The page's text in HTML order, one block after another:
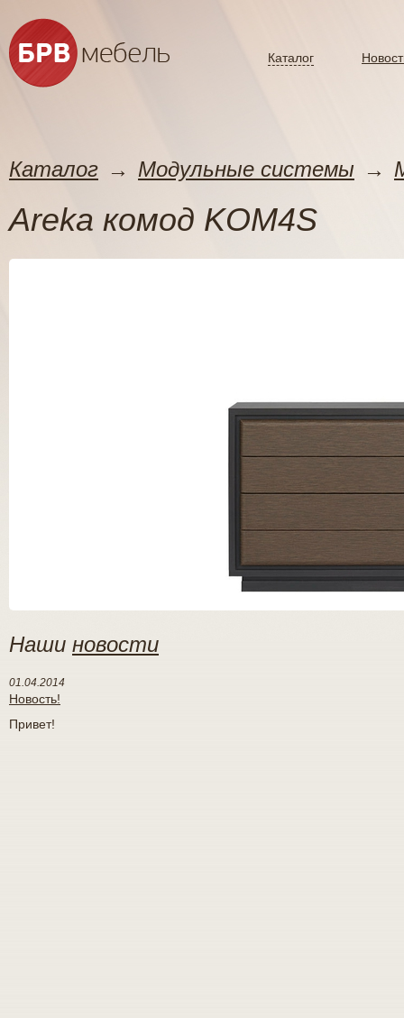
Каталог
Каталог → Модульные системы →
Areka комод KOM4S
Наши новости
01.04.2014
Новость!
Привет!